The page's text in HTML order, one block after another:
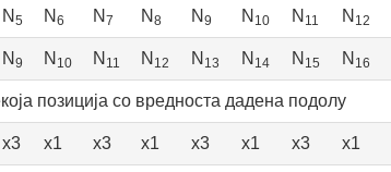
N 5 N 6 N 7 N 8 N 9 N 10 N 11 N 12
N 9 N 10 N 11 N 12 N 13 N 14 N 15 N 16
позиција со вредноста дадена подолу
x3 x1 x3 x1 x3 x1 x3 x1